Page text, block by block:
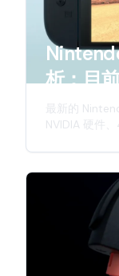
析：目
最新的
NVIDIA 硬件